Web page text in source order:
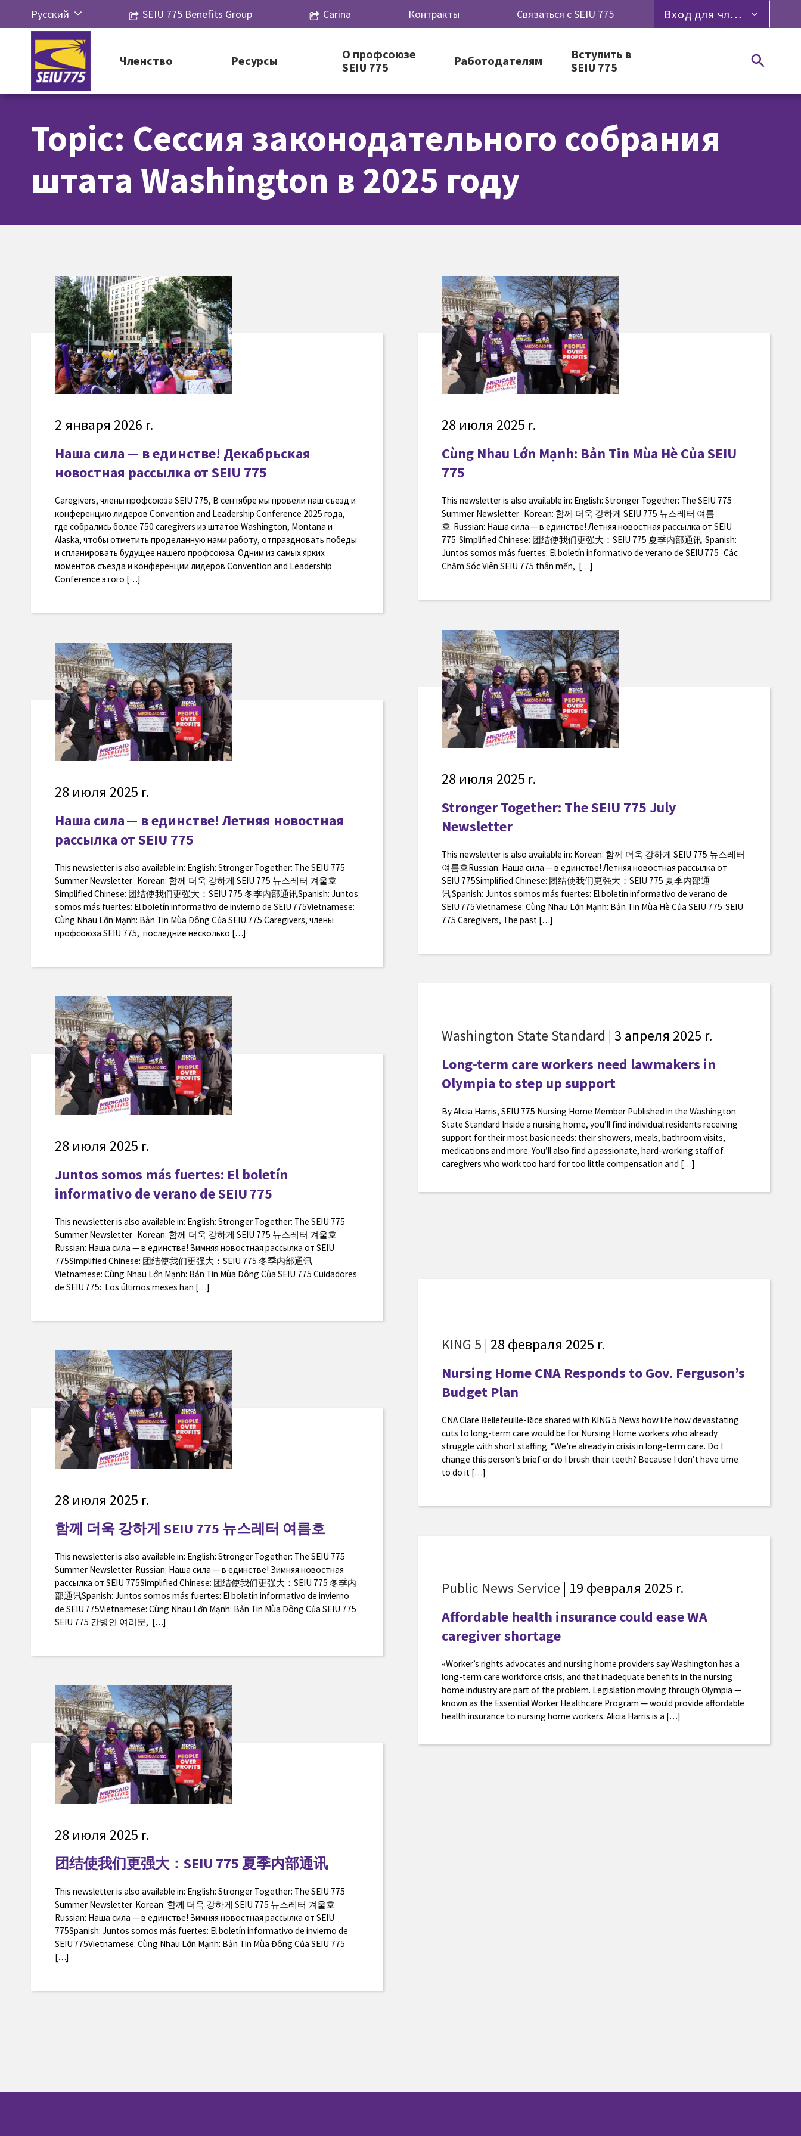
Перейти
контенту
Русский
English
Español
简体中
文
한국어
Tiếng
SEIU 775 Benefits Group Carina Контракты Связаться с SEIU 775 Вход для членов профсоюза
Членство Ресурсы
О профсоюзе
SEIU 775
Работодателям
Вступить в
SEIU 775
Topic: Сессия законодательного собрания
штата Washington в 2025 году
2 января 2026 r.
Наша сила — в единстве! Декабрьская
новостная рассылка от SEIU 775
Caregivers, члены профсоюза SEIU 775, В сентябре мы провели наш съезд и
конференцию лидеров Convention and Leadership Conference 2025 года,
где собрались более 750 caregivers из штатов Washington, Montana и
Alaska, чтобы отметить проделанную нами работу, отпраздновать победы
и спланировать будущее нашего профсоюза. Одним из самых ярких
моментов съезда и конференции лидеров Convention and Leadership
Conference этого […]
28 июля 2025 r.
Наша сила — в единстве! Летняя новостная
рассылка от SEIU 775
This newsletter is also available in: English: Stronger Together: The SEIU 775
Summer Newsletter Korean: 함께 더욱 강하게 SEIU 775 뉴스레터 겨울호
Simplified Chinese: 团结使我们更强大：SEIU 775 冬季内部通讯Spanish: Juntos
somos más fuertes: El boletín informativo de invierno de SEIU 775Vietnamese:
Cùng Nhau Lớn Mạnh: Bản Tin Mùa Đông Của SEIU 775 Caregivers, члены
профсоюза SEIU 775, последние несколько […]
28 июля 2025 r.
Juntos somos más fuertes: El boletín
informativo de verano de SEIU 775
This newsletter is also available in: English: Stronger Together: The SEIU 775
Summer Newsletter Korean: 함께 더욱 강하게 SEIU 775 뉴스레터 겨울호
Russian: Наша сила — в единстве! Зимняя новостная рассылка от SEIU
775Simplified Chinese: 团结使我们更强大：SEIU 775 冬季内部通讯
Vietnamese: Cùng Nhau Lớn Mạnh: Bản Tin Mùa Đông Của SEIU 775 Cuidadores
de SEIU 775: Los últimos meses han […]
28 июля 2025 r.
함께 더욱 강하게 SEIU 775 뉴스레터 여름호
This newsletter is also available in: English: Stronger Together: The SEIU 775
Summer Newsletter Russian: Наша сила — в единстве! Зимняя новостная
рассылка от SEIU 775Simplified Chinese: 团结使我们更强大：SEIU 775 冬季内
部通讯Spanish: Juntos somos más fuertes: El boletín informativo de invierno
de SEIU 775Vietnamese: Cùng Nhau Lớn Mạnh: Bản Tin Mùa Đông Của SEIU 775
SEIU 775 간병인 여러분, […]
28 июля 2025 r.
团结使我们更强大：SEIU 775 夏季内部通讯
This newsletter is also available in: English: Stronger Together: The SEIU 775
Summer Newsletter Korean: 함께 더욱 강하게 SEIU 775 뉴스레터 겨울호
Russian: Наша сила — в единстве! Зимняя новостная рассылка от SEIU
775Spanish: Juntos somos más fuertes: El boletín informativo de invierno de
SEIU 775Vietnamese: Cùng Nhau Lớn Mạnh: Bản Tin Mùa Đông Của SEIU 775
[…]
28 июля 2025 r.
Cùng Nhau Lớn Mạnh: Bản Tin Mùa Hè Của SEIU
775
This newsletter is also available in: English: Stronger Together: The SEIU 775
Summer Newsletter Korean: 함께 더욱 강하게 SEIU 775 뉴스레터 여름
호 Russian: Наша сила — в единстве! Летняя новостная рассылка от SEIU
775 Simplified Chinese: 团结使我们更强大：SEIU 775 夏季内部通讯 Spanish:
Juntos somos más fuertes: El boletín informativo de verano de SEIU 775 Các
Chăm Sóc Viên SEIU 775 thân mến, […]
28 июля 2025 r.
Stronger Together: The SEIU 775 July
Newsletter
This newsletter is also available in: Korean: 함께 더욱 강하게 SEIU 775 뉴스레터
여름호Russian: Наша сила — в единстве! Летняя новостная рассылка от
SEIU 775Simplified Chinese: 团结使我们更强大：SEIU 775 夏季内部通
讯 Spanish: Juntos somos más fuertes: El boletín informativo de verano de
SEIU 775 Vietnamese: Cùng Nhau Lớn Mạnh: Bản Tin Mùa Hè Của SEIU 775 SEIU
775 Caregivers, The past […]
Washington State Standard | 3 апреля 2025 r.
Long-term care workers need lawmakers in
Olympia to step up support
By Alicia Harris, SEIU 775 Nursing Home Member Published in the Washington
State Standard Inside a nursing home, you’ll find individual residents receiving
support for their most basic needs: their showers, meals, bathroom visits,
medications and more. You’ll also find a passionate, hard-working staff of
caregivers who work too hard for too little compensation and […]
KING 5 | 28 февраля 2025 r.
Nursing Home CNA Responds to Gov. Ferguson’s
Budget Plan
CNA Clare Bellefeuille-Rice shared with KING 5 News how life how devastating
cuts to long-term care would be for Nursing Home workers who already
struggle with short staffing. “We’re already in crisis in long-term care. Do I
change this person’s brief or do I brush their teeth? Because I don’t have time
to do it […]
Public News Service | 19 февраля 2025 r.
Affordable health insurance could ease WA
caregiver shortage
«Worker’s rights advocates and nursing home providers say Washington has a
long-term care workforce crisis, and that inadequate benefits in the nursing
home industry are part of the problem. Legislation moving through Olympia —
known as the Essential Worker Healthcare Program — would provide affordable
health insurance to nursing home workers. Alicia Harris is a […]